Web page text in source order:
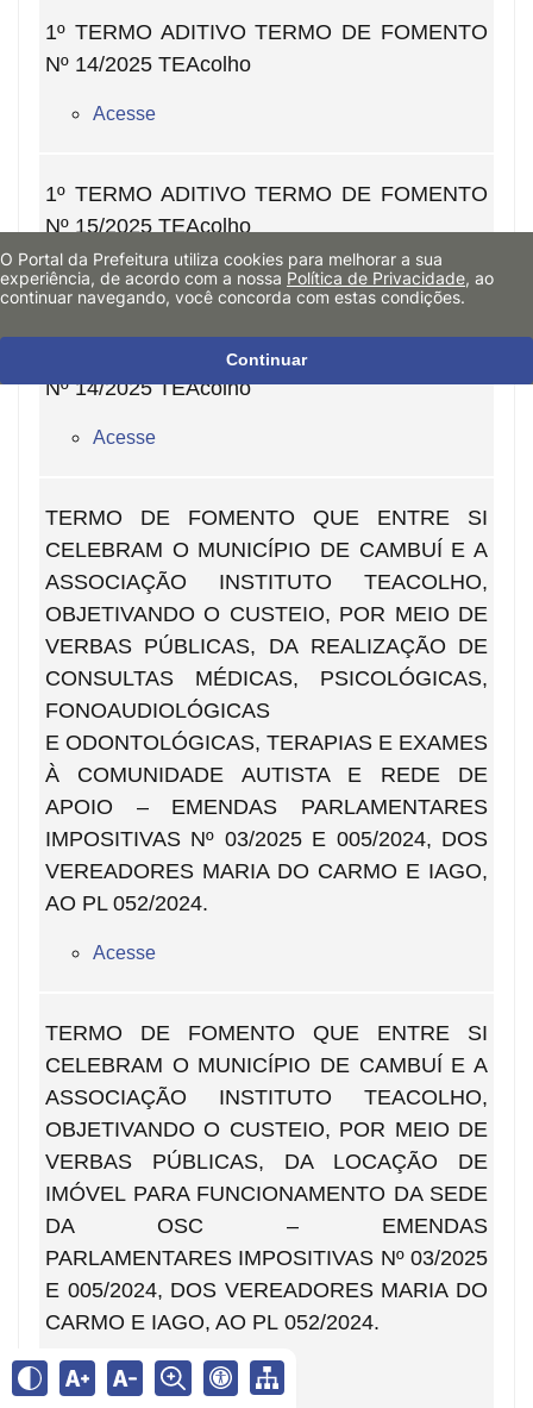
1º TERMO ADITIVO TERMO DE FOMENTO
Nº 14/2025 TEAcolho
Acesse
1º TERMO ADITIVO TERMO DE FOMENTO
Nº 15/2025 TEAcolho
Acesse
2º TERMO ADITIVO TERMO DE FOMENTO
Nº 14/2025 TEAcolho
Acesse
TERMO DE FOMENTO QUE ENTRE SI
CELEBRAM O MUNICÍPIO DE CAMBUÍ E A
ASSOCIAÇÃO INSTITUTO TEACOLHO,
OBJETIVANDO O CUSTEIO, POR MEIO DE
VERBAS PÚBLICAS, DA REALIZAÇÃO DE
CONSULTAS MÉDICAS, PSICOLÓGICAS,
FONOAUDIOLÓGICAS
E ODONTOLÓGICAS, TERAPIAS E EXAMES
À COMUNIDADE AUTISTA E REDE DE
APOIO – EMENDAS PARLAMENTARES
IMPOSITIVAS Nº 03/2025 E 005/2024, DOS
VEREADORES MARIA DO CARMO E IAGO,
AO PL 052/2024.
Acesse
TERMO DE FOMENTO QUE ENTRE SI
CELEBRAM O MUNICÍPIO DE CAMBUÍ E A
ASSOCIAÇÃO INSTITUTO TEACOLHO,
OBJETIVANDO O CUSTEIO, POR MEIO DE
VERBAS PÚBLICAS, DA LOCAÇÃO DE
IMÓVEL PARA FUNCIONAMENTO DA SEDE
DA OSC – EMENDAS
PARLAMENTARES IMPOSITIVAS Nº 03/2025
E 005/2024, DOS VEREADORES MARIA DO
CARMO E IAGO, AO PL 052/2024.
Acesse
O Portal da Prefeitura utiliza cookies para melhorar a sua
experiência, de acordo com a nossa Política de Privacidade, ao
continuar navegando, você concorda com estas condições.
Continuar